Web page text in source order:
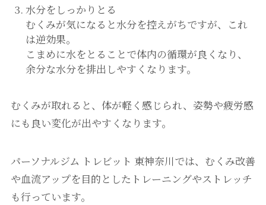
水分をしっかりとる
むくみが気になると水分を控えがちですが、これ
は逆効果。
こまめに水をとることで体内の循環が良くなり、
余分な水分を排出しやすくなります。
むくみが取れると、体が軽く感じられ、姿勢や疲労感
にも良い変化が出やすくなります。
パーソナルジム トレビット 東神奈川では、むくみ改善
や血流アップを目的としたトレーニングやストレッチ
も行っています。